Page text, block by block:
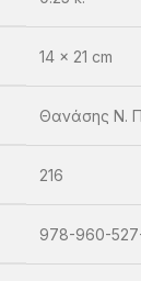
14 × 21 cm
Θανάσης Ν.
216
978-960-